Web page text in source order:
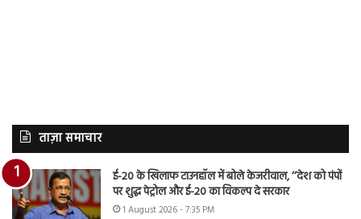
ताज़ा समाचार
ई-20 के खिलाफ टाउनहॉल में बोले केजरीवाल, ‘‘देश को पंपों
पर शुद्ध पेट्रोल और ई-20 का विकल्प दे सरकार
1 August 2026 - 7:35 PM